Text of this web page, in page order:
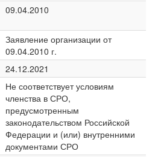
09.04.2010
Заявление организации от
09.04.2010 г.
24.12.2021
Не соответствует условиям
членства в СРО,
предусмотренным
законодательством Российской
Федерации и (или) внутренними
документами СРО